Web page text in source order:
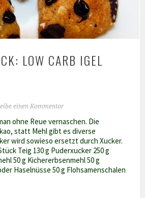
LOW CARB IGEL
einen Kommentar
ohne Reue vernaschen. Die
statt Mehl gibt es diverse
wird sowieso ersetzt durch Xucker.
Teig 130 g Puderxucker 250 g
50 g Kichererbsenmehl 50 g
Haselnüsse 50 g Flohsamenschalen